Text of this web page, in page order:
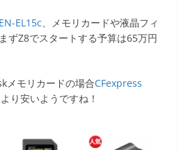
EL15c、メモリカードや液晶フィ
ずZ8でスタートする予算は65万円
メモリカードの場合CFexpress
より安いようですね！